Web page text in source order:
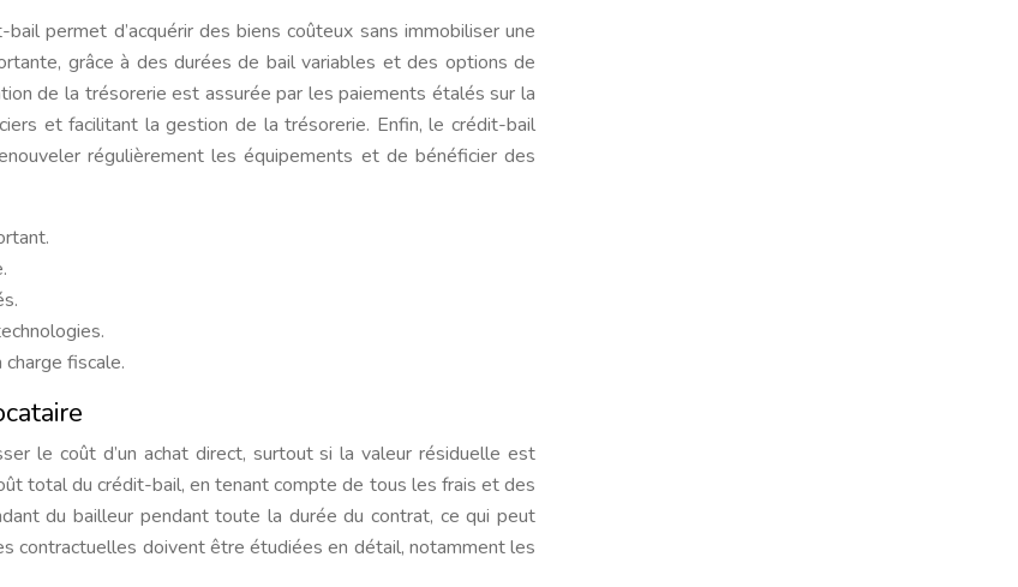
permet d’acquérir des biens coûteux sans immobiliser une
grâce à des durées de bail variables et des options de
de la trésorerie est assurée par les paiements étalés sur la
et facilitant la gestion de la trésorerie. Enfin, le crédit-bail
régulièrement les équipements et de bénéficier des
fiscale.
le coût d’un achat direct, surtout si la valeur résiduelle est
total du crédit-bail, en tenant compte de tous les frais et des
du bailleur pendant toute la durée du contrat, ce qui peut
contractuelles doivent être étudiées en détail, notamment les